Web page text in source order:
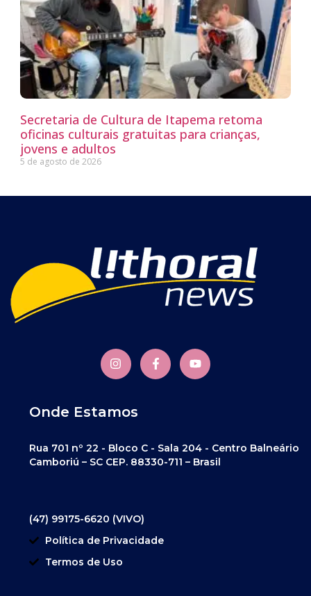
Secretaria de Cultura de Itapema retoma
oficinas culturais gratuitas para crianças,
jovens e adultos
5 de agosto de 2026
Onde Estamos
Rua 701 nº 22 - Bloco C - Sala 204 - Centro Balneário
Camboriú – SC CEP. 88330-711 – Brasil
(47) 99175-6620 (VIVO)
Política de Privacidade
Termos de Uso